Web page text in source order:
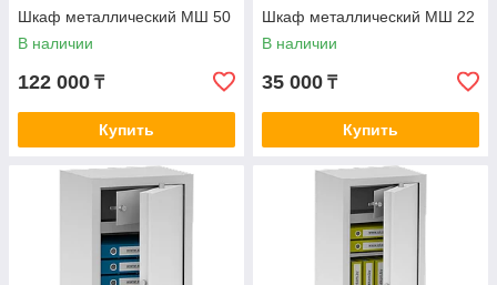
Шкаф металлический МШ 50
В наличии
122 000 ₸
Купить
Шкаф металлический МШ 22
В наличии
35 000 ₸
Купить